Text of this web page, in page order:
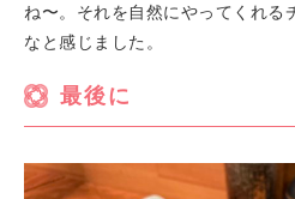
ね〜。それを自然にやってくれる
なと感じました。
最後に